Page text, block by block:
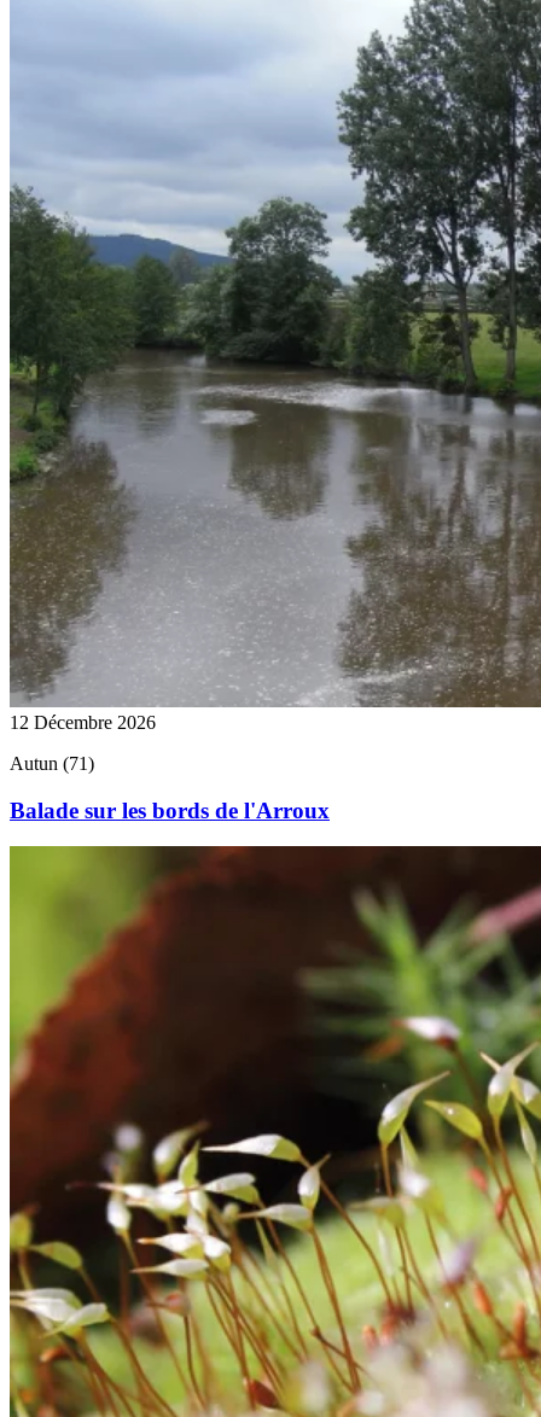
12 Décembre 2026
Autun (71)
Balade sur les bords de l'Arroux